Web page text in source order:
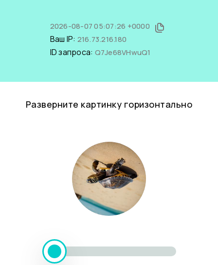
2026-08-07 05:07:26 +0000
Ваш IP: 216.73.216.180
ID запроса: Q7Je68VHwuQ1
Разверните картинку горизонтально